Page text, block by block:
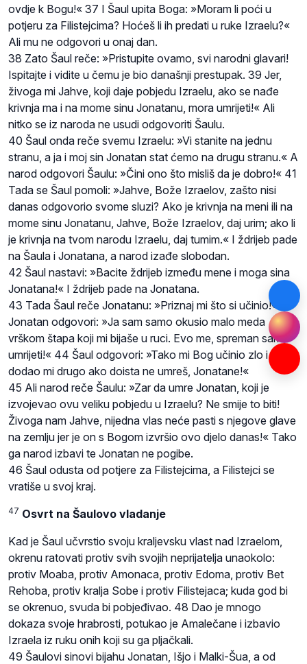
ovdje k Bogu!« 37 I Šaul upita Boga: »Moram li poći u
potjeru za Filistejcima? Hoćeš li ih predati u ruke Izraelu?«
Ali mu ne odgovori u onaj dan.
38 Zato Šaul reče: »Pristupite ovamo, svi narodni glavari!
Ispitajte i vidite u čemu je bio današnji prestupak. 39 Jer,
živoga mi Jahve, koji daje pobjedu Izraelu, ako se nađe
krivnja ma i na mome sinu Jonatanu, mora umrijeti!« Ali
nitko se iz naroda ne usudi odgovoriti Šaulu.
40 Šaul onda reče svemu Izraelu: »Vi stanite na jednu
stranu, a ja i moj sin Jonatan stat ćemo na drugu stranu.« A
narod odgovori Šaulu: »Čini ono što misliš da je dobro!« 41
Tada se Šaul pomoli: »Jahve, Bože Izraelov, zašto nisi
danas odgovorio svome sluzi? Ako je krivnja na meni ili na
mome sinu Jonatanu, Jahve, Bože Izraelov, daj urim; ako li
je krivnja na tvom narodu Izraelu, daj tumim.« I ždrijeb pade
na Šaula i Jonatana, a narod izađe slobodan.
42 Šaul nastavi: »Bacite ždrijeb između mene i moga sina
Jonatana!« I ždrijeb pade na Jonatana.
43 Tada Šaul reče Jonatanu: »Priznaj mi što si učinio!«
Jonatan odgovori: »Ja sam samo okusio malo meda
vrškom štapa koji mi bijaše u ruci. Evo me, spreman sam
umrijeti!« 44 Šaul odgovori: »Tako mi Bog učinio zlo i
dodao mi drugo ako doista ne umreš, Jonatane!«
45 Ali narod reče Šaulu: »Zar da umre Jonatan, koji je
izvojevao ovu veliku pobjedu u Izraelu? Ne smije to biti!
Živoga nam Jahve, nijedna vlas neće pasti s njegove glave
na zemlju jer je on s Bogom izvršio ovo djelo danas!« Tako
ga narod izbavi te Jonatan ne pogibe.
46 Šaul odusta od potjere za Filistejcima, a Filistejci se
vratiše u svoj kraj.
47 Osvrt na Šaulovo vladanje
Kad je Šaul učvrstio svoju kraljevsku vlast nad Izraelom,
okrenu ratovati protiv svih svojih neprijatelja unaokolo:
protiv Moaba, protiv Amonaca, protiv Edoma, protiv Bet
Rehoba, protiv kralja Sobe i protiv Filistejaca; kuda god bi
se okrenuo, svuda bi pobjeđivao. 48 Dao je mnogo
dokaza svoje hrabrosti, potukao je Amalečane i izbavio
Izraela iz ruku onih koji su ga pljačkali.
49 Šaulovi sinovi bijahu Jonatan, Išjo i Malki-Šua, a od